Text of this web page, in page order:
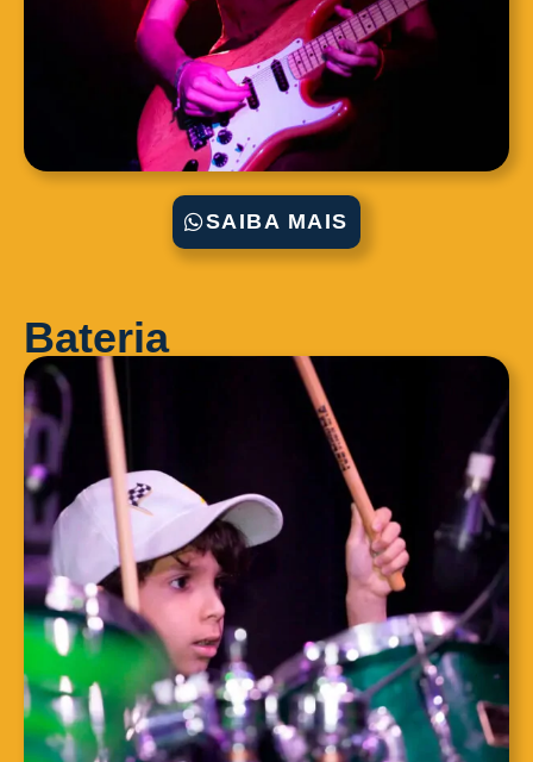
SAIBA MAIS
Bateria